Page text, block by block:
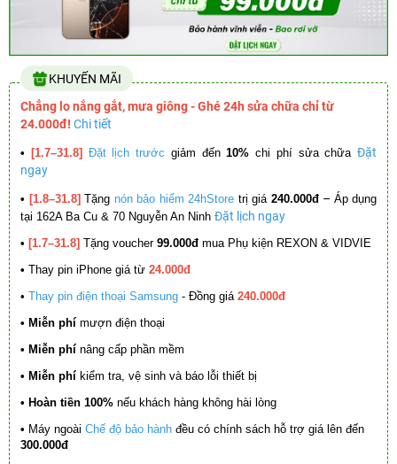
KHUYẾN MÃI
Chẳng lo nắng gắt, mưa giông - Ghé 24h sửa chữa chỉ từ
24.000đ! Chi tiết
• [1.7–31.8] Đặt lịch trước giảm đến10% chi phí sửa chữa Đặt
ngay
• [1.8–31.8] Tặng nón bảo hiểm 24hStore trị giá 240.000đ – Áp dụng
tại 162A Ba Cu & 70 Nguyễn An Ninh Đặt lịch ngay
• [1.7–31.8] Tặng voucher 99.000đ mua Phụ kiện REXON & VIDVIE
• Thay pin iPhone giá từ 24.000đ
• Thay pin điện thoại Samsung - Đồng giá 240.000đ
• Miễn phí mượn điện thoại
• Miễn phí nâng cấp phần mềm
• Miễn phí kiểm tra, vệ sinh và báo lỗi thiết bị
• Hoàn tiền 100% nếu khách hàng không hài lòng
• Máy ngoài Chế độ bảo hành đều có chính sách hỗ trợ giá lên đến
300.000đ